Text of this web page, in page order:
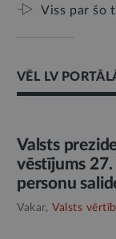
Viss par šo
VĒL LV
AMATPERSONAS
Valsts
vēstījums
personu
Vakar, Valsts